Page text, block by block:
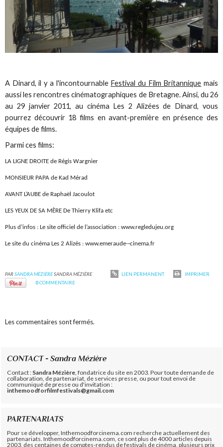
A Dinard, il y a l'incontournable Festival du Film Britannique mais
aussi les rencontres cinématographiques de Bretagne. Ainsi, du 26
au 29 janvier 2011, au cinéma Les 2 Alizées de Dinard, vous
pourrez découvrir 18 films en avant-première en présence des
équipes de films.
Parmi ces films:
LA LIGNE DROITE de Régis Wargnier
MONSIEUR PAPA de Kad Mérad
AVANT L’AUBE de Raphaël Jacoulot
LES YEUX DE SA MÈRE De Thierry Klifa etc
Plus d’infos : Le site officiel de l’association : www.regledujeu.org
Le site du cinéma Les 2 Alizés : www.emeraude-­‐cinema.fr
PARSANDRA MÉZIÈRESANDRA MÉZIÈRE LIEN PERMANENT
IMPRIMER
0COMMENTAIRE
Les commentaires sont fermés.
CONTACT - Sandra Mézière
Contact : Sandra Mézière , fondatrice du site en 2003. Pour toute demande de
collaboration, de partenariat, de services presse, ou pour tout envoi de
communiqué de presse ou d'invitation :
inthemoodforfilmfestivals@gmail.com
PARTENARIATS
Pour se développer, Inthemoodforcinema.com recherche actuellement des
partenariats. Inthemoodforcinema.com, ce sont plus de 4000 articles depuis
2003, des centaines de comptes-rendus de festivals de cinéma, plusieurs prix